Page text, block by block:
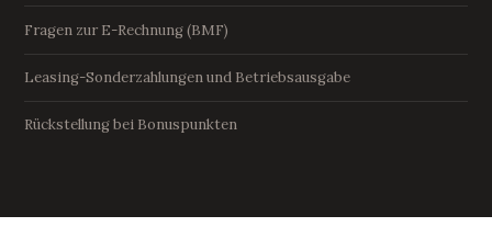
Fragen zur E-Rechnung (BMF)
Leasing-Sonderzahlungen und Betriebsausgabe
Rückstellung bei Bonuspunkten